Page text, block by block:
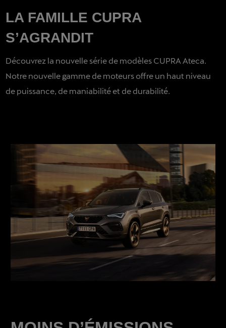
LA FAMILLE CUPRA
S’AGRANDIT
Découvrez la nouvelle série de modèles CUPRA Ateca.
Notre nouvelle gamme de moteurs offre un haut niveau
de puissance, de maniabilité et de durabilité.